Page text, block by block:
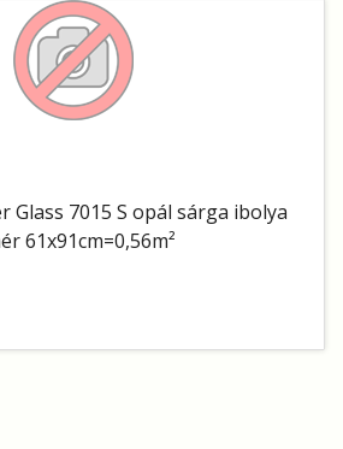
Glass 7015 S opál sárga ibolya
61x91cm=0,56m²